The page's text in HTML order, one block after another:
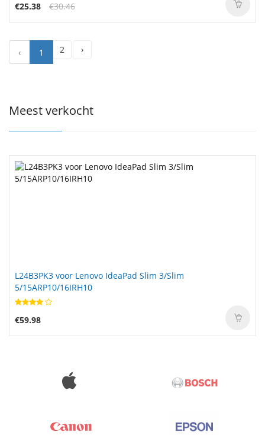
€25.38 €30.46
‹ 1 2 ›
Meest verkocht
L24B3PK3 voor Lenovo IdeaPad Slim 3/Slim
5/15ARP10/16IRH10
€59.98